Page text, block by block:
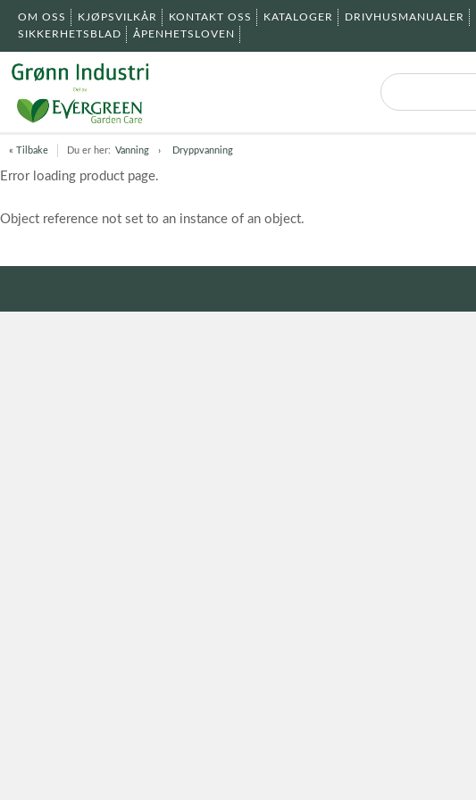
OM OSS KJØPSVILKÅR KONTAKT OSS KATALOGER DRIVHUSMANUALER
SIKKERHETSBLAD
ÅPENHETSLOVEN
« Tilbake Du er her: Vanning Dryppvanning
Error loading product page.
Object reference not set to an instance of an object.